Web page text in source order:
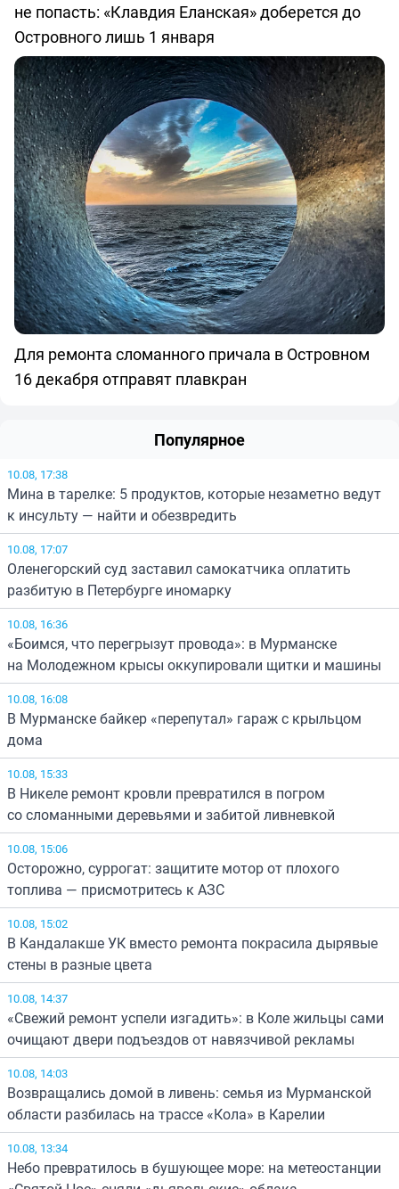
не попасть: «Клавдия Еланская» доберется до
Островного лишь 1 января
Для ремонта сломанного причала в Островном
16 декабря отправят плавкран
Популярное
10.08, 17:38
Мина в тарелке: 5 продуктов, которые незаметно ведут
к инсульту — найти и обезвредить
10.08, 17:07
Оленегорский суд заставил самокатчика оплатить
разбитую в Петербурге иномарку
10.08, 16:36
«Боимся, что перегрызут провода»: в Мурманске
на Молодежном крысы оккупировали щитки и машины
10.08, 16:08
В Мурманске байкер «перепутал» гараж с крыльцом
дома
10.08, 15:33
В Никеле ремонт кровли превратился в погром
со сломанными деревьями и забитой ливневкой
10.08, 15:06
Осторожно, суррогат: защитите мотор от плохого
топлива — присмотритесь к АЗС
10.08, 15:02
В Кандалакше УК вместо ремонта покрасила дырявые
стены в разные цвета
10.08, 14:37
«Свежий ремонт успели изгадить»: в Коле жильцы сами
очищают двери подъездов от навязчивой рекламы
10.08, 14:03
Возвращались домой в ливень: семья из Мурманской
области разбилась на трассе «Кола» в Карелии
10.08, 13:34
Небо превратилось в бушующее море: на метеостанции